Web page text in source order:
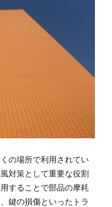
の場所で利用されてい
対策として重要な役割
することで部品の摩耗
鍵の損傷といったトラ